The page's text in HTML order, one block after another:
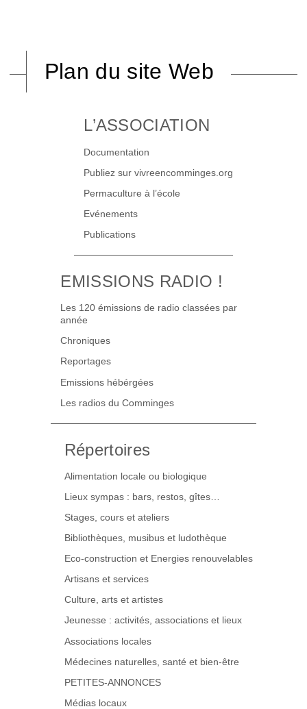
Plan du site Web
L’ASSOCIATION
Documentation
Publiez sur vivreencomminges.org
Permaculture à l’école
Evénements
Publications
EMISSIONS RADIO !
Les 120 émissions de radio classées par
année
Chroniques
Reportages
Emissions hébérgées
Les radios du Comminges
Répertoires
Alimentation locale ou biologique
Lieux sympas : bars, restos, gîtes…
Stages, cours et ateliers
Bibliothèques, musibus et ludothèque
Eco-construction et Energies renouvelables
Artisans et services
Culture, arts et artistes
Jeunesse : activités, associations et lieux
Associations locales
Médecines naturelles, santé et bien-être
PETITES-ANNONCES
Médias locaux